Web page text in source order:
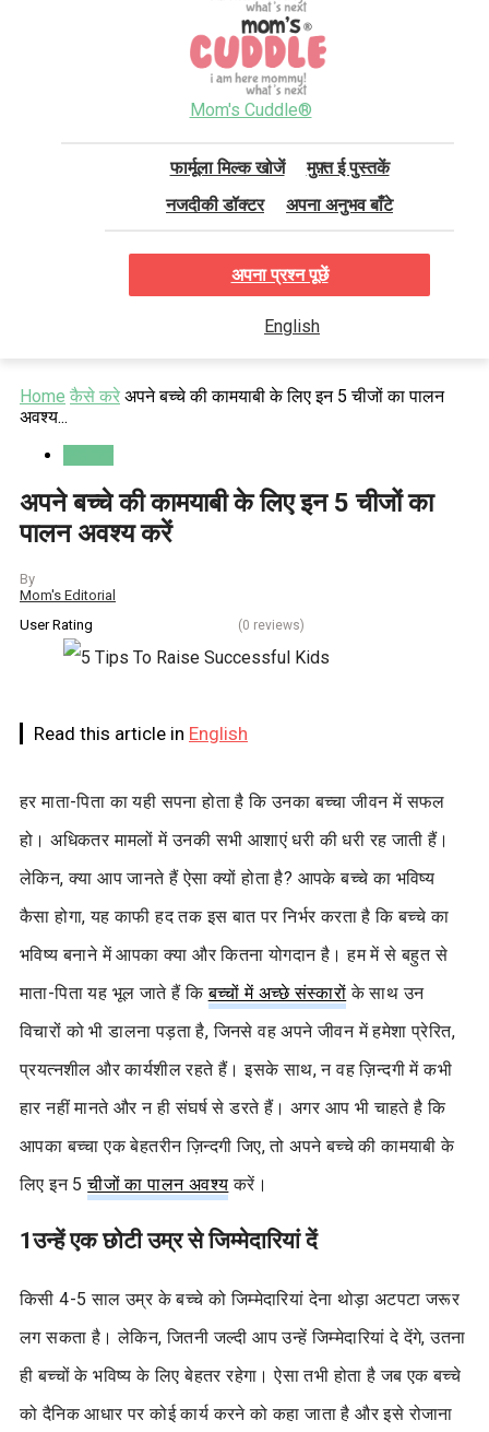
Mom's Cuddle®
फार्मूला मिल्क खोजें
मुफ़्त ई पुस्तकें
नजदीकी डॉक्टर
अपना अनुभव बाँटे
अपना प्रश्न पूछें
English
Home कैसे करे अपने बच्चे की कामयाबी के लिए इन 5 चीजों का पालन
अवश्य...
अपने बच्चे की कामयाबी के लिए इन 5 चीजों का
पालन अवश्य करें
By
Mom's Editorial
User Rating
(0 reviews)
Read this article in English
हर माता-पिता का यही सपना होता है कि उनका बच्चा जीवन में सफल
हो। अधिकतर मामलों में उनकी सभी आशाएं धरी की धरी रह जाती हैं।
लेकिन, क्या आप जानते हैं ऐसा क्यों होता है? आपके बच्चे का भविष्य
कैसा होगा, यह काफी हद तक इस बात पर निर्भर करता है कि बच्चे का
भविष्य बनाने में आपका क्या और कितना योगदान है। हम में से बहुत से
माता-पिता यह भूल जाते हैं किबच्चों में अच्छे संस्कारों के साथ उन
विचारों को भी डालना पड़ता है, जिनसे वह अपने जीवन में हमेशा प्रेरित,
प्रयत्नशील और कार्यशील रहते हैं। इसके साथ, न वह ज़िन्दगी में कभी
हार नहीं मानते और न ही संघर्ष से डरते हैं। अगर आप भी चाहते है कि
आपका बच्चा एक बेहतरीन ज़िन्दगी जिए, तो अपने बच्चे की कामयाबी के
लिए इन 5चीजों का पालन अवश्य करें।
1उन्हें एक छोटी उम्र से जिम्मेदारियां दें
किसी 4-5 साल उम्र के बच्चे को जिम्मेदारियां देना थोड़ा अटपटा जरूर
लग सकता है। लेकिन, जितनी जल्दी आप उन्हें जिम्मेदारियां दे देंगे, उतना
ही बच्चों के भविष्य के लिए बेहतर रहेगा। ऐसा तभी होता है जब एक बच्चे
को दैनिक आधार पर कोई कार्य करने को कहा जाता है और इसे रोजाना